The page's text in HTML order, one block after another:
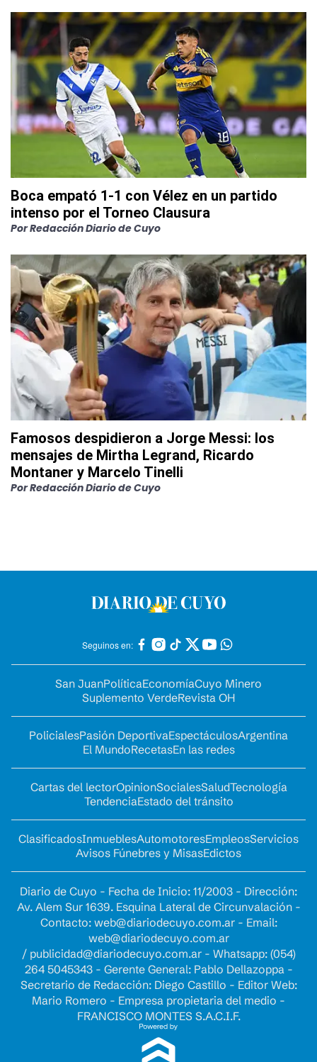
Boca empató 1-1 con Vélez en un partido
intenso por el Torneo Clausura
PorRedacción Diario de Cuyo
Famosos despidieron a Jorge Messi: los
mensajes de Mirtha Legrand, Ricardo
Montaner y Marcelo Tinelli
PorRedacción Diario de Cuyo
Seguinos en:
San JuanPolíticaEconomíaCuyo Minero
Suplemento VerdeRevista OH
PolicialesPasión DeportivaEspectáculosArgentina
El MundoRecetasEn las redes
Cartas del lectorOpinionSocialesSaludTecnología
TendenciaEstado del tránsito
ClasificadosInmueblesAutomotoresEmpleosServicios
Avisos Fúnebres y MisasEdictos
Diario de Cuyo - Fecha de Inicio: 11/2003 - Dirección:
Av. Alem Sur 1639. Esquina Lateral de Circunvalación -
Contacto: web@diariodecuyo.com.ar- Email:
web@diariodecuyo.com.ar
/ publicidad@diariodecuyo.com.ar- Whatsapp: (054)
264 5045343 - Gerente General: Pablo Dellazoppa -
Secretario de Redacción: Diego Castillo - Editor Web:
Mario Romero - Empresa propietaria del medio -
FRANCISCO MONTES S.A.C.I.F.